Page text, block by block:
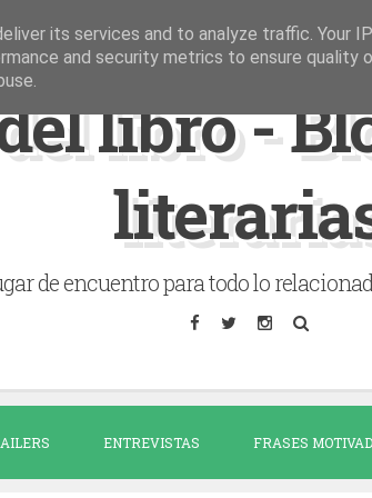
libro -
de encuentro para todo lo
ENTREVISTAS FRASES
its services and to analyze traffic. Your
and security metrics to ensure quality